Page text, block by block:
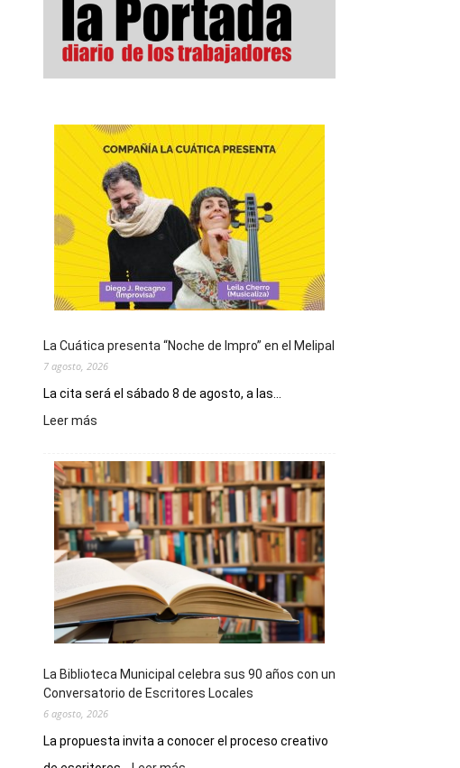
La Cuática presenta “Noche de Impro” en el Melipal
7 agosto, 2026
La cita será el sábado 8 de agosto, a las...
Leer más
presenta
“Noche
Impro”
en
Melipal
La Biblioteca Municipal celebra sus 90 años con un
Conversatorio de Escritores Locales
6 agosto, 2026
La propuesta invita a conocer el proceso creativo